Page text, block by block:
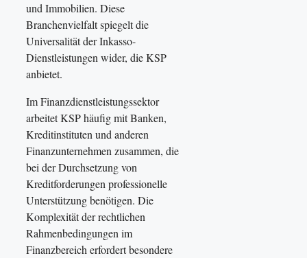
und Immobilien. Diese
Branchenvielfalt spiegelt die
Universalität der Inkasso-
Dienstleistungen wider, die KSP
anbietet.
Im Finanzdienstleistungssektor
arbeitet KSP häufig mit Banken,
Kreditinstituten und anderen
Finanzunternehmen zusammen, die
bei der Durchsetzung von
Kreditforderungen professionelle
Unterstützung benötigen. Die
Komplexität der rechtlichen
Rahmenbedingungen im
Finanzbereich erfordert besondere